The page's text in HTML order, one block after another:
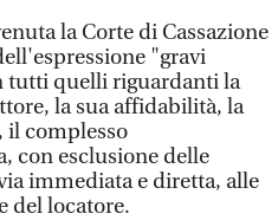
la Corte di Cassazione
"gravi
quelli riguardanti la
la sua affidabilità, la
il complesso
con esclusione delle
immediata e diretta, alle
del locatore.